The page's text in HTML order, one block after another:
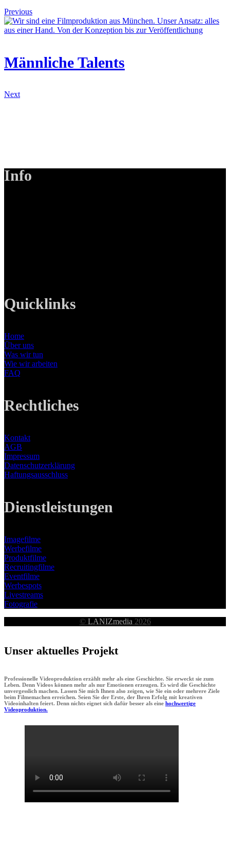
Previous
Männliche Talents
Next
Info
Quicklinks
Home
Über uns
Was wir tun
Wie wir arbeiten
FAQ
Rechtliches
Kontakt
AGB
Impressum
Datenschutzerklärung
Haftungsausschluss
Dienstleistungen
Imagefilme
Werbefilme
Produktfilme
Recruitingfilme
Eventfilme
Werbespots
Livestreams
Fotografie
© LANIZmedia 2026
Unser aktuelles Projekt
Professionelle Videoproduktion erzählt mehr als eine Geschichte. Sie erweckt sie zum
Leben. Denn Videos können mehr als nur Emotionen erzeugen. Es wird die Geschichte
unvergesslich machen. Lassen Sie mich Ihnen also zeigen, wie Sie ein oder mehrere Ziele
beim Filmemachen erreichen. Seien Sie der Erste, der Ihren Erfolg mit kreativen
Videoinhalten feiert. Denn nichts eignet sich dafür besser als eine hochwertige
Videoproduktion.